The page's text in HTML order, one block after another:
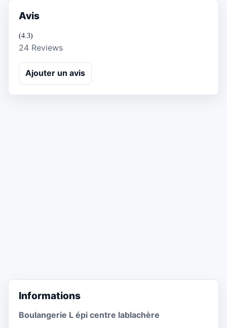
Avis
(4.3)
24 Reviews
Ajouter un avis
Informations
Boulangerie L épi centre lablachère